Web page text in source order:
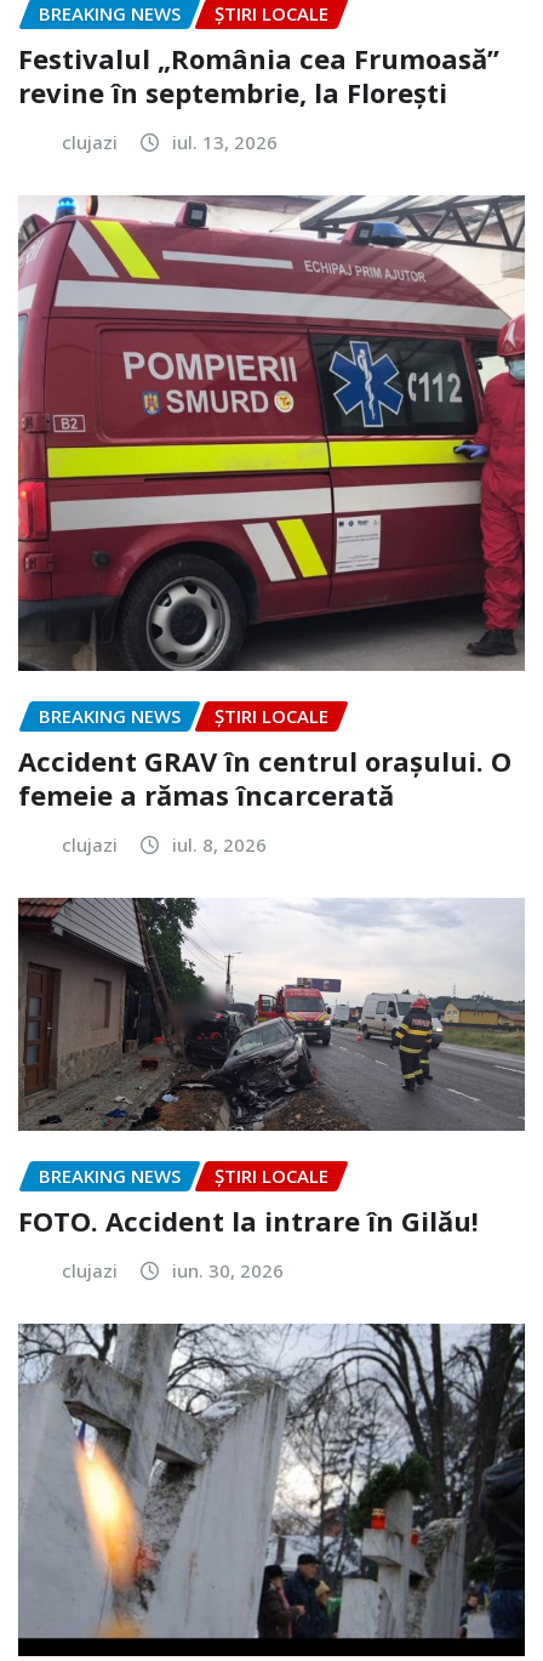
BREAKING NEWS ȘTIRI LOCALE
Festivalul „România cea Frumoasă”
revine în septembrie, la Florești
clujazi iul. 13, 2026
BREAKING NEWS ȘTIRI LOCALE
Accident GRAV în centrul orașului. O
femeie a rămas încarcerată
clujazi iul. 8, 2026
BREAKING NEWS ȘTIRI LOCALE
FOTO. Accident la intrare în Gilău!
clujazi iun. 30, 2026